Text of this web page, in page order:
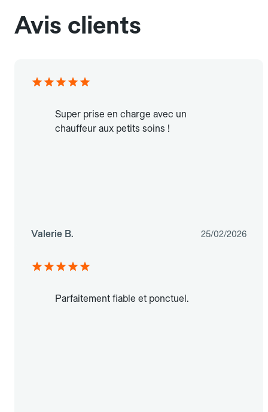
Avis clients
Super prise en charge avec un
chauffeur aux petits soins !
Valerie B. 25/02/2026
Parfaitement fiable et ponctuel.